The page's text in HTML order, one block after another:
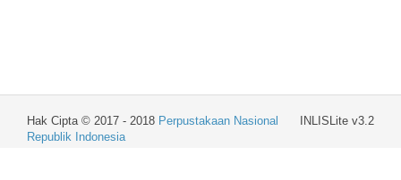
INLISLite v3.2
Hak Cipta © 2017 - 2018 Perpustakaan Nasional
Republik Indonesia